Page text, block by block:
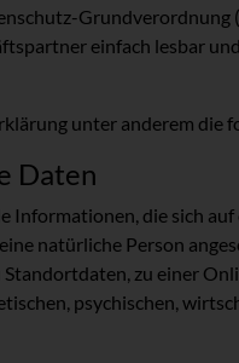
einfach lesbar
unter anderem die
Daten
Informationen, die sich
natürliche Person
Standortdaten, zu einer
psychischen,